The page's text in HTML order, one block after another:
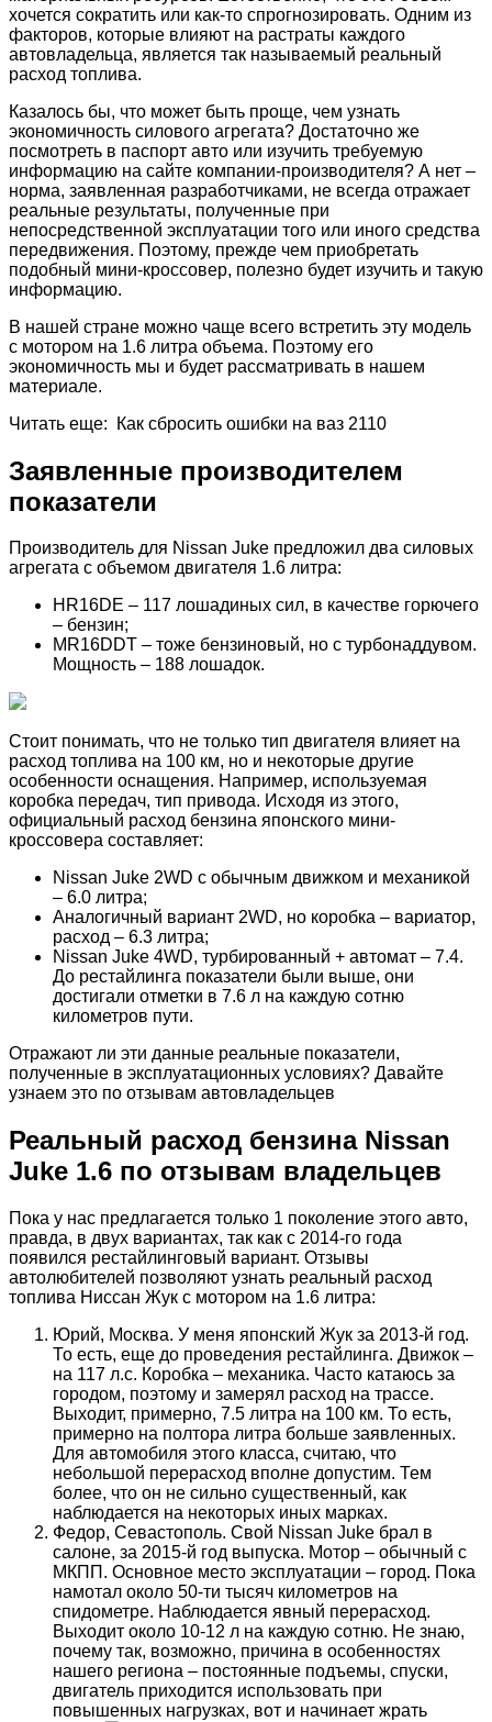
хочется сократить или как-то спрогнозировать. Одним из
факторов, которые влияют на растраты каждого
автовладельца, является так называемый реальный
расход топлива.
Казалось бы, что может быть проще, чем узнать
экономичность силового агрегата? Достаточно же
посмотреть в паспорт авто или изучить требуемую
информацию на сайте компании-производителя? А нет –
норма, заявленная разработчиками, не всегда отражает
реальные результаты, полученные при
непосредственной эксплуатации того или иного средства
передвижения. Поэтому, прежде чем приобретать
подобный мини-кроссовер, полезно будет изучить и такую
информацию.
В нашей стране можно чаще всего встретить эту модель
с мотором на 1.6 литра объема. Поэтому его
экономичность мы и будет рассматривать в нашем
материале.
Читать еще: Как сбросить ошибки на ваз 2110
Заявленные производителем
показатели
Производитель для Nissan Juke предложил два силовых
агрегата с объемом двигателя 1.6 литра:
HR16DE – 117 лошадиных сил, в качестве горючего
– бензин;
MR16DDT – тоже бензиновый, но с турбонаддувом.
Мощность – 188 лошадок.
Стоит понимать, что не только тип двигателя влияет на
расход топлива на 100 км, но и некоторые другие
особенности оснащения. Например, используемая
коробка передач, тип привода. Исходя из этого,
официальный расход бензина японского мини-
кроссовера составляет:
Nissan Juke 2WD с обычным движком и механикой
– 6.0 литра;
Аналогичный вариант 2WD, но коробка – вариатор,
расход – 6.3 литра;
Nissan Juke 4WD, турбированный + автомат – 7.4.
До рестайлинга показатели были выше, они
достигали отметки в 7.6 л на каждую сотню
километров пути.
Отражают ли эти данные реальные показатели,
полученные в эксплуатационных условиях? Давайте
узнаем это по отзывам автовладельцев
Реальный расход бензина Nissan
Juke 1.6 по отзывам владельцев
Пока у нас предлагается только 1 поколение этого авто,
правда, в двух вариантах, так как с 2014-го года
появился рестайлинговый вариант. Отзывы
автолюбителей позволяют узнать реальный расход
топлива Ниссан Жук с мотором на 1.6 литра:
Юрий, Москва. У меня японский Жук за 2013-й год.
То есть, еще до проведения рестайлинга. Движок –
на 117 л.с. Коробка – механика. Часто катаюсь за
городом, поэтому и замерял расход на трассе.
Выходит, примерно, 7.5 литра на 100 км. То есть,
примерно на полтора литра больше заявленных.
Для автомобиля этого класса, считаю, что
небольшой перерасход вполне допустим. Тем
более, что он не сильно существенный, как
наблюдается на некоторых иных марках.
Федор, Севастополь. Свой Nissan Juke брал в
салоне, за 2015-й год выпуска. Мотор – обычный с
МКПП. Основное место эксплуатации – город. Пока
намотал около 50-ти тысяч километров на
спидометре. Наблюдается явный перерасход.
Выходит около 10-12 л на каждую сотню. Не знаю,
почему так, возможно, причина в особенностях
нашего региона – постоянные подъемы, спуски,
двигатель приходится использовать при
повышенных нагрузках, вот и начинает жрать